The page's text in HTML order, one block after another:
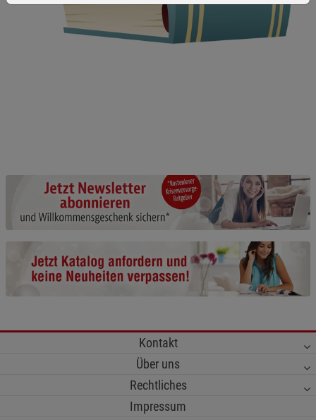
Kontakt
Über uns
Rechtliches
Impressum
Beschreibung Notwendige Cookies
Cookie-Informationenanzeigen
Funktionale Cookies (1) Funktionale
Beschreibung Funktionale Cookies
anzeigen
Statistik Cookies (2) Statistik Cookies
Beschreibung Statistik Cookies
Cookie-Informationen